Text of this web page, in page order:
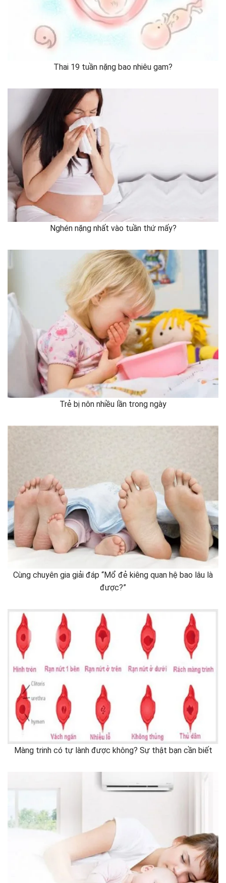
Thai 19 tuần nặng bao nhiêu gam?
Nghén nặng nhất vào tuần thứ mấy?
Trẻ bị nôn nhiều lần trong ngày
Cùng chuyên gia giải đáp “Mổ đẻ kiêng quan hệ bao lâu là
được?”
Màng trinh có tự lành được không? Sự thật bạn cần biết